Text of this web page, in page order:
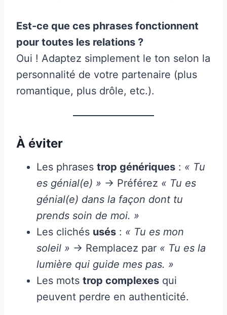
Est-ce que ces phrases fonctionnent
pour toutes les relations ?
Oui ! Adaptez simplement le ton selon la
personnalité de votre partenaire (plus
romantique, plus drôle, etc.).
À éviter
Les phrases trop génériques : « Tu
es génial(e) » → Préférez « Tu es
génial(e) dans la façon dont tu
prends soin de moi. »
Les clichés usés : « Tu es mon
soleil » → Remplacez par « Tu es la
lumière qui guide mes pas. »
Les mots trop complexes qui
peuvent perdre en authenticité.